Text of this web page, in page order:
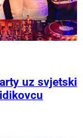
uz svjetski